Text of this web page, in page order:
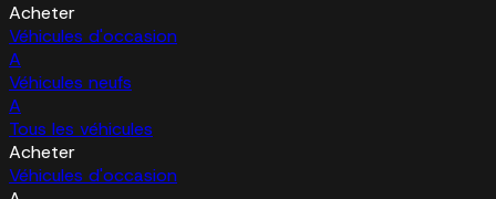
Acheter
Véhicules d'occasion
A
Véhicules neufs
A
Tous les véhicules
Acheter
Véhicules d'occasion